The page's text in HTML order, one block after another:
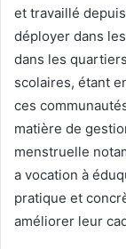
et travaillé
déployer dans
dans les
scolaires, étant
ces
matière de
menstruelle
a vocation à
pratique et
améliorer leur